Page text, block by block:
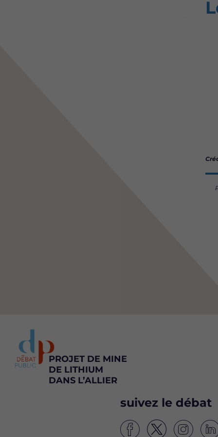
PROJET DE MINE
DE LITHIUM
DANS L’ALLIER
suivez le débat